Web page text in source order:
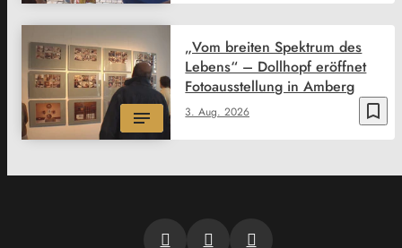
bookmark_border
3. Aug. 2026
„Vom breiten Spektrum des
Lebens“ – Dollhopf eröffnet
Fotoausstellung in Amberg